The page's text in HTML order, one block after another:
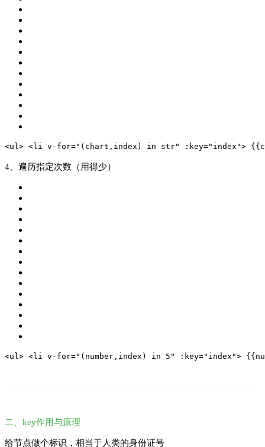
<ul> <li v- for="(chart,index) in str" :key="index">
4、遍历指定次数（用得少）
<ul> <li v- for="(number,index) in 5" :key="index">
二、key作用与原理
给节点做个标识，相当于人类的身份证号